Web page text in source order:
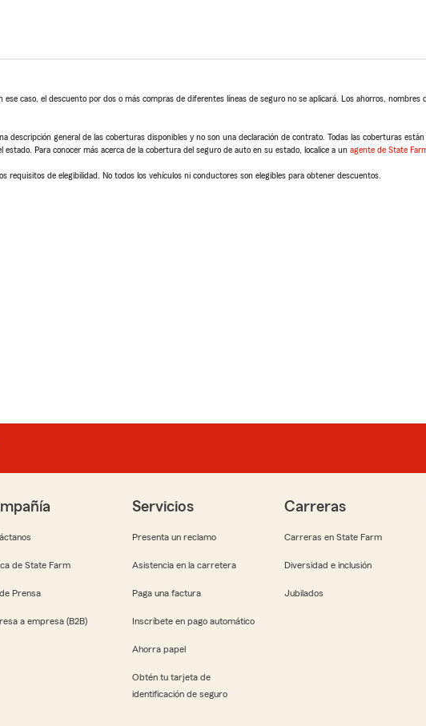
caso, el descuento por dos o más compras de diferentes líneas de seguro no se aplicará. Los ahorros,
descripción general de las coberturas disponibles y no son una declaración de contrato. Todas las coberturas
Para conocer más acerca de la cobertura del seguro de auto en su estado, localice a un agente de State
requisitos de elegibilidad. No todos los vehículos ni conductores son elegibles para obtener descuentos.
de State Farm
Prensa
a empresa (B2B)
Servicios
Presenta un reclamo
Asistencia en la carretera
Paga una factura
Inscríbete en pago automático
Ahorra papel
Obtén tu tarjeta de
identificación de seguro
Carreras
Carreras en State Farm
Diversidad e inclusión
Jubilados